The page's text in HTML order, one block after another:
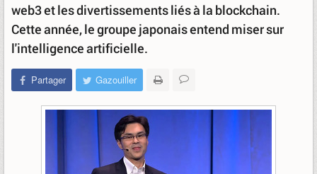
web3 et les divertissements liés à la blockchain.
Cette année, le groupe japonais entend miser sur
l'intelligence artificielle.
Partager Gazouiller